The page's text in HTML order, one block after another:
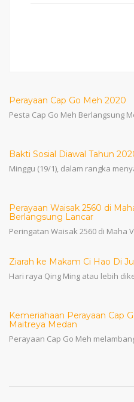
Perayaan Cap Go Meh 2020
Pesta Cap Go Meh Berlangsung
Bakti Sosial Diawal Tahun
Minggu (19/1), dalam rangka
Perayaan Waisak 2560 di
Berlangsung Lancar
Peringatan Waisak 2560 di Maha
Ziarah ke Makam Ci Hao Di
Hari raya Qing Ming atau lebih
Kemeriahaan Perayaan Cap
Maitreya Medan
Perayaan Cap Go Meh